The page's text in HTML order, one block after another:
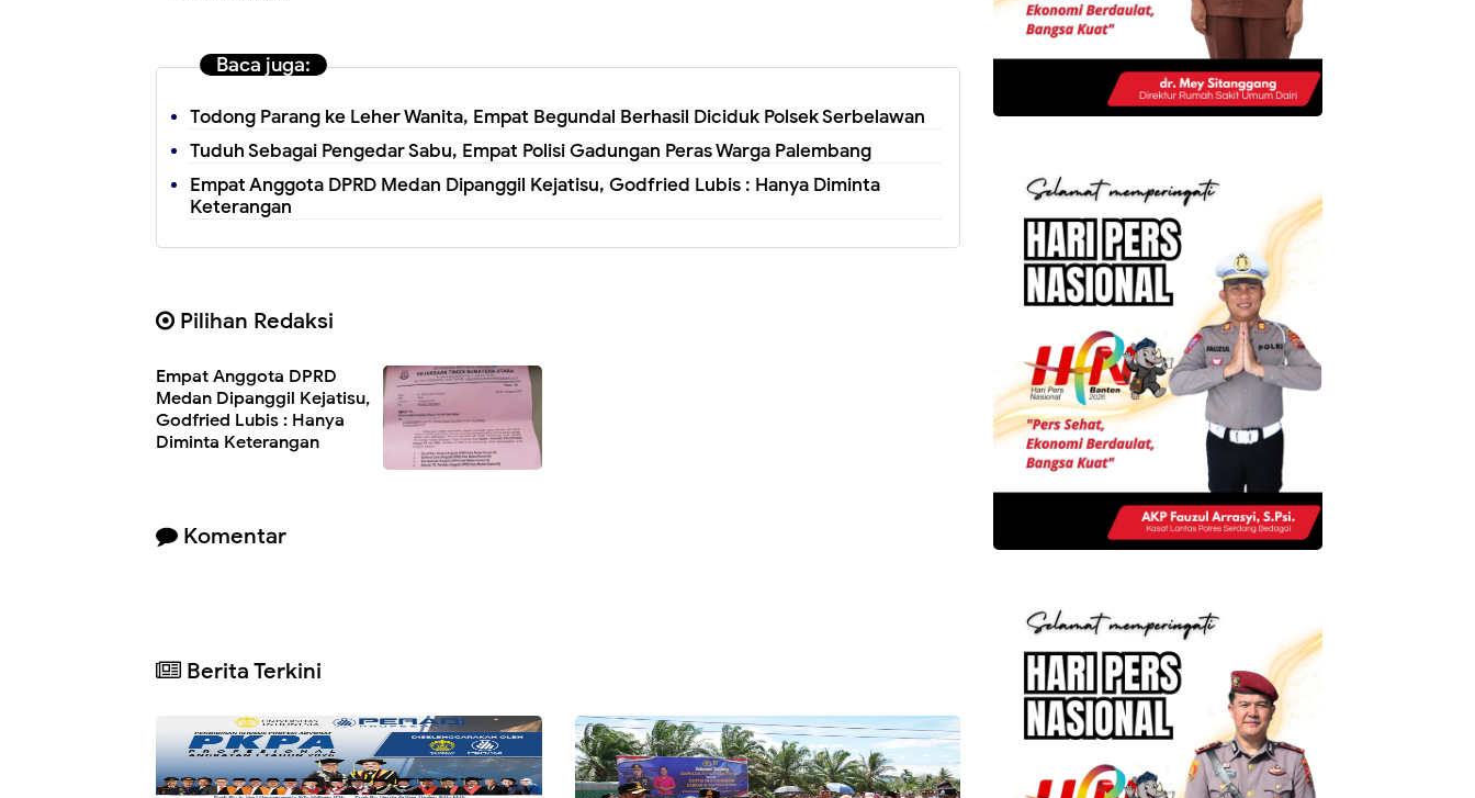
Baca juga:
Todong Parang ke Leher Wanita, Empat Begundal Berhasil Diciduk Polsek Serbelawan
Tuduh Sebagai Pengedar Sabu, Empat Polisi Gadungan Peras Warga Palembang
Empat Anggota DPRD Medan Dipanggil Kejatisu, Godfried Lubis : Hanya Diminta
Keterangan
Pilihan Redaksi
Empat Anggota DPRD
Medan Dipanggil Kejatisu,
Godfried Lubis : Hanya
Diminta Keterangan
Komentar
Berita Terkini